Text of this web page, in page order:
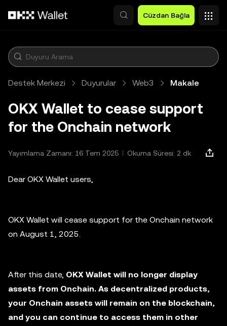
Cüzdan Bağla
Destek Merkezi Duyurular Web3 Makale
OKX Wallet to cease support
for the Onchain network
Yayımlama Zamanı: 16 Tem 2025 Okuma Süresi: 2 dk
Dear OKX Wallet users,
OKX Wallet will cease support for the Onchain network
on August 1, 2025.
After this date, OKX Wallet will no longer display
assets from Onchain. As decentralized products,
your Onchain assets will remain on the blockchain,
and you can continue to access them in other